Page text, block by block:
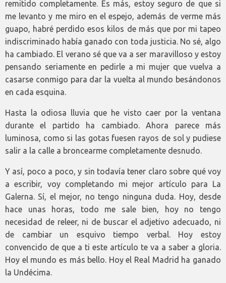
remitido completamente. Es más, estoy seguro de que si
me levanto y me miro en el espejo, además de verme más
guapo, habré perdido esos kilos de más que por mi tapeo
indiscriminado había ganado con toda justicia. No sé, algo
ha cambiado. El verano sé que va a ser maravilloso y estoy
pensando seriamente en pedirle a mi mujer que vuelva a
casarse conmigo para dar la vuelta al mundo besándonos
en cada esquina.
Hasta la odiosa lluvia que he visto caer por la ventana
durante el partido ha cambiado. Ahora parece más
luminosa, como si las gotas fuesen rayos de sol y pudiese
salir a la calle a broncearme completamente desnudo.
Y así, poco a poco, y sin todavía tener claro sobre qué voy
a escribir, voy completando mi mejor artículo para La
Galerna. Sí, el mejor, no tengo ninguna duda. Hoy, desde
hace unas horas, todo me sale bien, hoy no tengo
necesidad de releer, ni de buscar el adjetivo adecuado, ni
de cambiar un esquivo tiempo verbal. Hoy estoy
convencido de que a ti este artículo te va a saber a gloria.
Hoy el mundo es más bello. Hoy el Real Madrid ha ganado
la Undécima.